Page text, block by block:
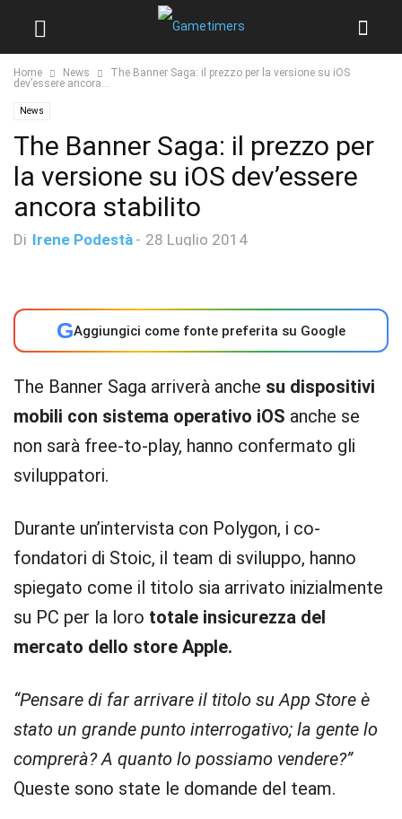
Home News
The Banner Saga: il prezzo per la versione su iOS
dev’essere ancora...
News
The Banner Saga: il prezzo per
la versione su iOS dev’essere
ancora stabilito
Di Irene Podestà - 28 Luglio 2014
GAggiungici come fonte preferita su Google
The Banner Saga arriverà anche su dispositivi
mobili con sistema operativo iOS anche se
non sarà free-to-play, hanno confermato gli
sviluppatori.
Durante un’intervista con Polygon, i co-
fondatori di Stoic, il team di sviluppo, hanno
spiegato come il titolo sia arrivato inizialmente
su PC per la loro totale insicurezza del
mercato dello store Apple.
“Pensare di far arrivare il titolo su App Store è
stato un grande punto interrogativo; la gente lo
comprerà? A quanto lo possiamo vendere?”
Queste sono state le domande del team.